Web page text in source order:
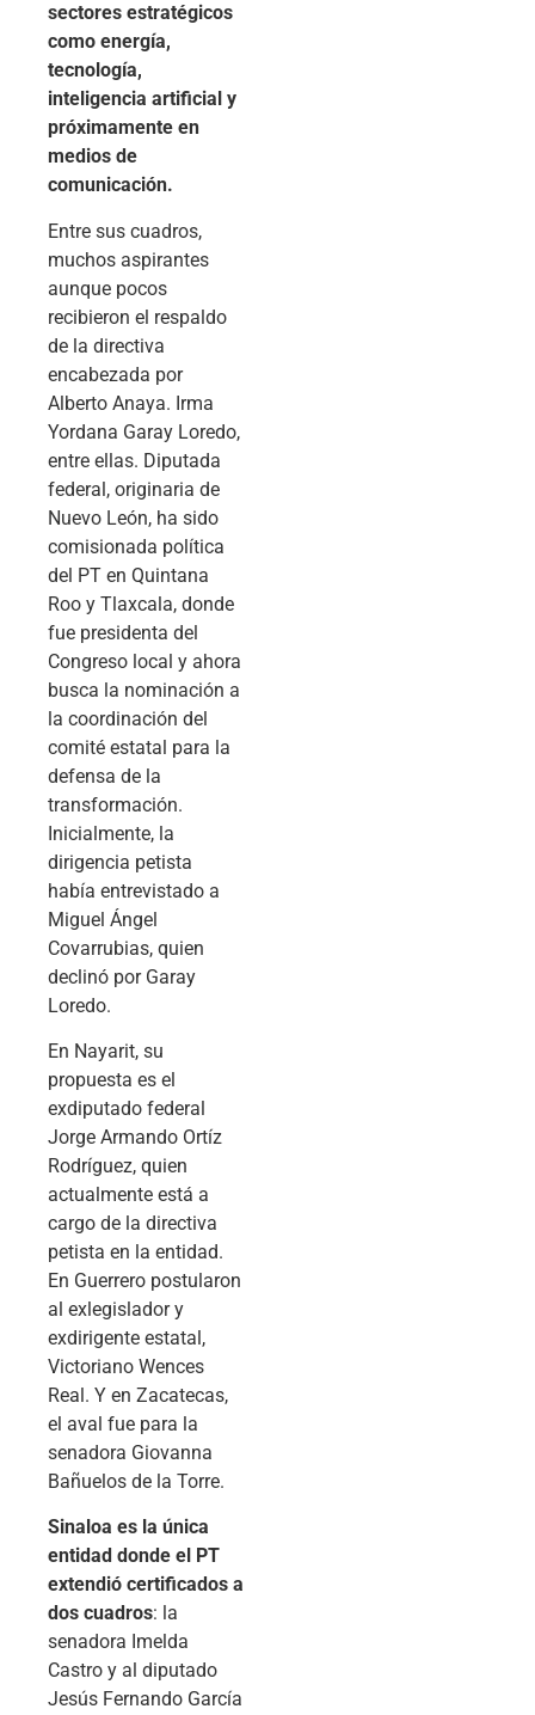
sectores estratégicos
como energía,
tecnología,
inteligencia artificial y
próximamente en
medios de
comunicación.
Entre sus cuadros,
muchos aspirantes
aunque pocos
recibieron el respaldo
de la directiva
encabezada por
Alberto Anaya. Irma
Yordana Garay Loredo,
entre ellas. Diputada
federal, originaria de
Nuevo León, ha sido
comisionada política
del PT en Quintana
Roo y Tlaxcala, donde
fue presidenta del
Congreso local y ahora
busca la nominación a
la coordinación del
comité estatal para la
defensa de la
transformación.
Inicialmente, la
dirigencia petista
había entrevistado a
Miguel Ángel
Covarrubias, quien
declinó por Garay
Loredo.
En Nayarit, su
propuesta es el
exdiputado federal
Jorge Armando Ortíz
Rodríguez, quien
actualmente está a
cargo de la directiva
petista en la entidad.
En Guerrero postularon
al exlegislador y
exdirigente estatal,
Victoriano Wences
Real. Y en Zacatecas,
el aval fue para la
senadora Giovanna
Bañuelos de la Torre.
Sinaloa es la única
entidad donde el PT
extendió certificados a
dos cuadros: la
senadora Imelda
Castro y al diputado
Jesús Fernando García